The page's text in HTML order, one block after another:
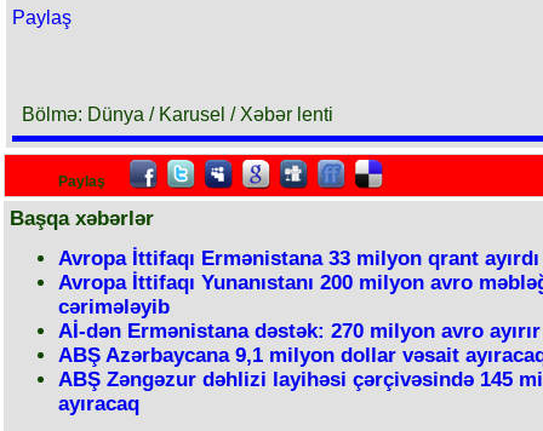
Paylaş
Bölmə: Dünya / Karusel / Xəbər lenti
Paylaş
Başqa xəbərlər
Avropa İttifaqı Ermənistana 33 milyon qrant ayırdı
Avropa İttifaqı Yunanıstanı 200 milyon avro
cərimələyib
Aİ-dən Ermənistana dəstək: 270 milyon avro ayırır
ABŞ Azərbaycana 9,1 milyon dollar vəsait
ABŞ Zəngəzur dəhlizi layihəsi çərçivəsində 145
ayıracaq